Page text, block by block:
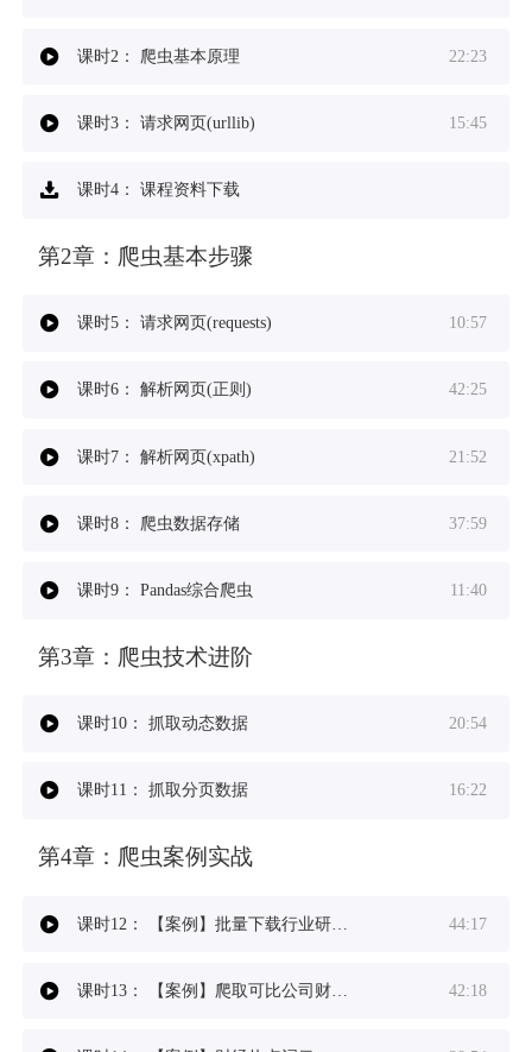
课时2： 爬虫基本原理 22:23
课时3： 请求网页(urllib) 15:45
课时4： 课程资料下载
第2章： 爬虫基本步骤
课时5： 请求网页(requests) 10:57
课时6： 解析网页(正则) 42:25
课时7： 解析网页(xpath) 21:52
课时8： 爬虫数据存储 37:59
课时9： Pandas综合爬虫 11:40
第3章： 爬虫技术进阶
课时10： 抓取动态数据 20:54
课时11： 抓取分页数据 16:22
第4章： 爬虫案例实战
课时12： 【案例】批量下载行业研究报告 44:17
课时13： 【案例】爬取可比公司财务数据 42:18